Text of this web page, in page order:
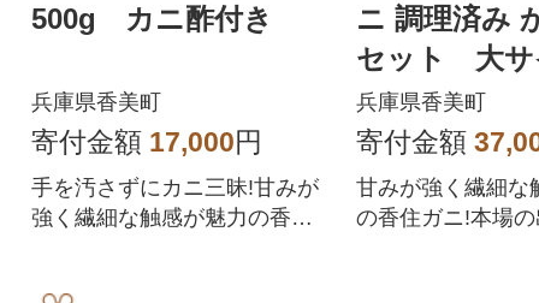
500g カニ酢付き
兵庫県香美町
寄付金額 17,000円
手を汚さずにカニ三昧!甘みが
強く繊細な触感が魅力の香住
ニ 調理済み
セット 大サ
分
兵庫県香美町
寄付金額
甘みが強く繊細な
の香住ガニ!本場